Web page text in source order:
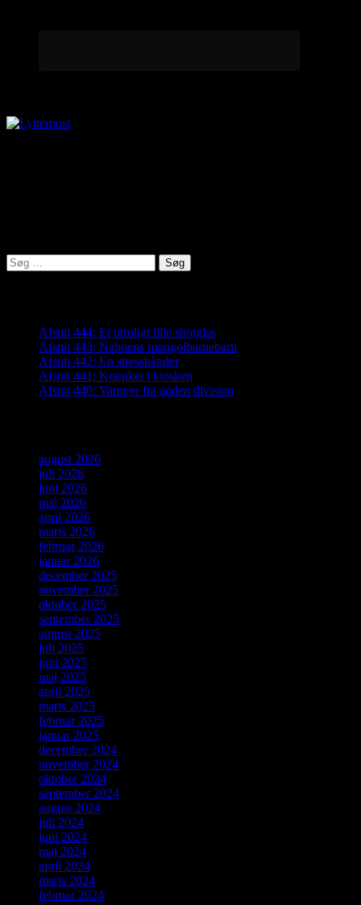
Søg
efter:
Afsnit 444: Et utroligt lille shotglas
Afsnit 443: Naboens mongolbarnebarn
Afsnit 442: En stresshånder
Afsnit 441: Krænket i kiosken
Afsnit 440: Vampyr fra anden division
august 2026
juli 2026
juni 2026
maj 2026
april 2026
marts 2026
februar 2026
januar 2026
december 2025
november 2025
oktober 2025
september 2025
august 2025
juli 2025
juni 2025
maj 2025
april 2025
marts 2025
februar 2025
januar 2025
december 2024
november 2024
oktober 2024
september 2024
august 2024
juli 2024
juni 2024
maj 2024
april 2024
marts 2024
februar 2024